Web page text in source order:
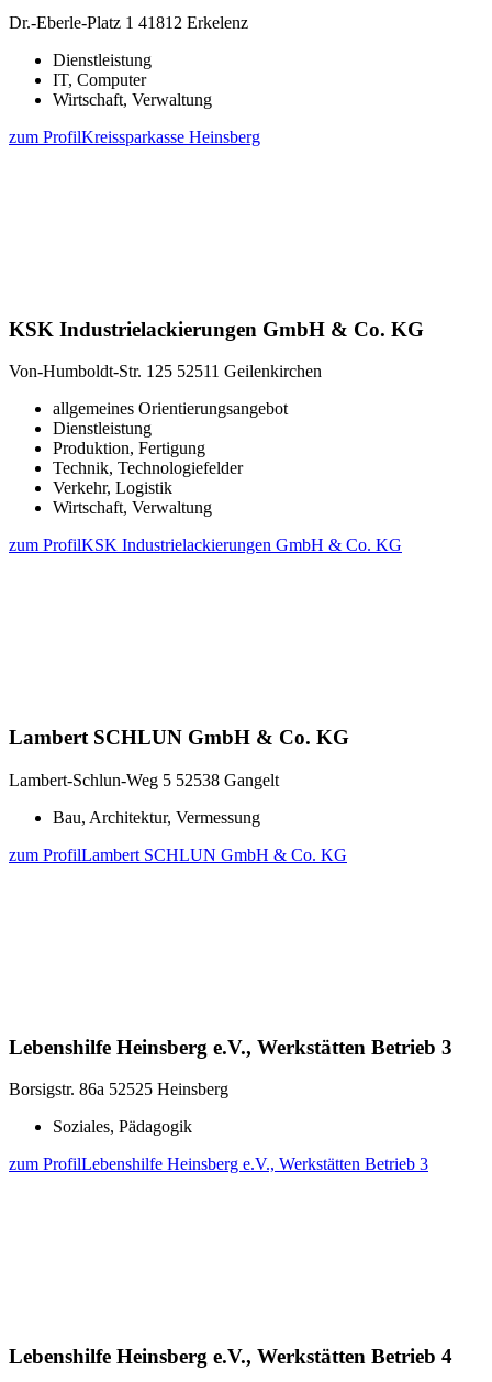
Dr.-Eberle-Platz 1 41812 Erkelenz
Dienstleistung
IT, Computer
Wirtschaft, Verwaltung
zum ProfilKreissparkasse Heinsberg
KSK Industrielackierungen GmbH & Co. KG
Von-Humboldt-Str. 125 52511 Geilenkirchen
allgemeines Orientierungsangebot
Dienstleistung
Produktion, Fertigung
Technik, Technologiefelder
Verkehr, Logistik
Wirtschaft, Verwaltung
zum ProfilKSK Industrielackierungen GmbH & Co. KG
Lambert SCHLUN GmbH & Co. KG
Lambert-Schlun-Weg 5 52538 Gangelt
Bau, Architektur, Vermessung
zum ProfilLambert SCHLUN GmbH & Co. KG
Lebenshilfe Heinsberg e.V., Werkstätten Betrieb 3
Borsigstr. 86a 52525 Heinsberg
Soziales, Pädagogik
zum ProfilLebenshilfe Heinsberg e.V., Werkstätten Betrieb 3
Lebenshilfe Heinsberg e.V., Werkstätten Betrieb 4